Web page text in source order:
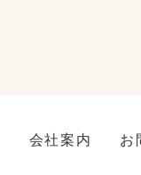
会社案内 お